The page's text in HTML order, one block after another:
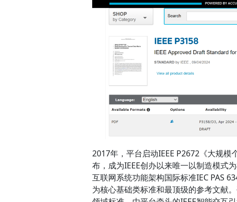
2017年，平台启动IEEE P2672《大规
布，成为IEEE创办以来唯一以制造模式
互联网系统功能架构国际标准IEC PAS
为核心基础类标准和最顶级的参考文献